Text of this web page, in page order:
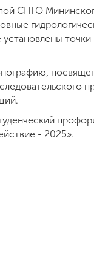
СНГО
- 2025».